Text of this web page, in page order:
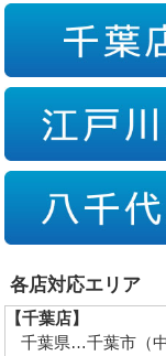
各店対応エリア
【千葉店】
千葉県…千葉市（